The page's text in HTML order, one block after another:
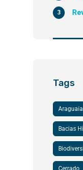
3
Tags
Bacias